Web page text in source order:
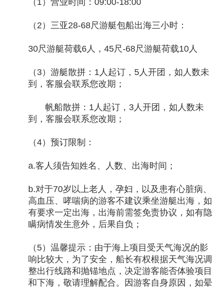
（1）营业时间：09:00-18:00
（2）三亚28-68尺游艇包船出海三小时：
30尺游艇荷载6人，45尺-68尺游艇荷载10人
（3）游艇散拼：1人起订，5人开团，如人数未
到，客服会联系您改期；
帆船散拼：1人起订，3人开团，如人数未
到，客服会联系您改期；
（4）预订限制：
a.客人须告知姓名、人数、出海时间；
b.对于70岁以上老人，孕妇，以及患有心脏病、
高血压、哮喘病的游客不建议乘坐游艇出海，如
有要求一定出海，出海前需签免责协议，如有隐
瞒病情发生意外，后果自负；
（5）温馨提示：由于海上项目受天气海况的影
响比较大，为了安全，船长有权根据天气海况调
整出行线路和抛锚地点，决定游客能否体验项目
和下海，敬请理解配合。因游客自身原因，如晕